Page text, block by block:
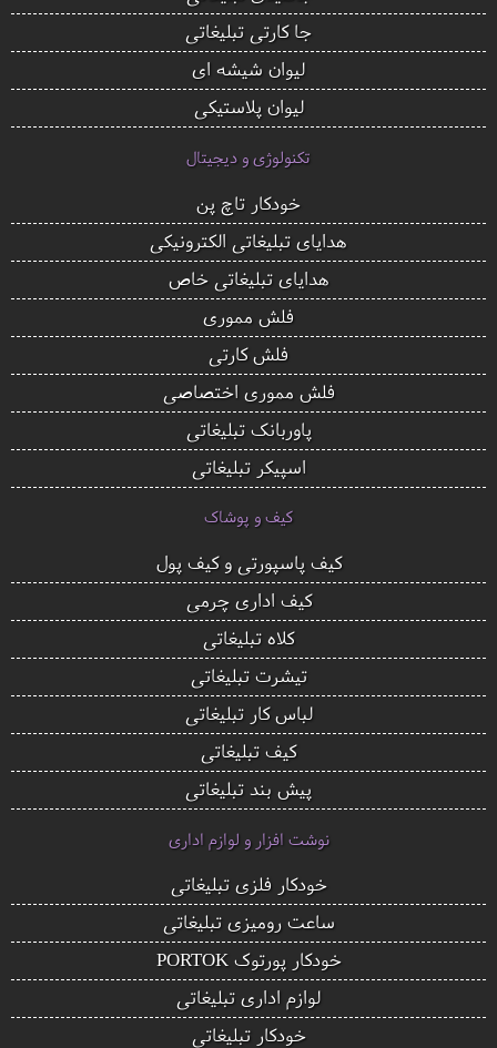
جا کارتی تبلیغاتی
لیوان شیشه ای
لیوان پلاستیکی
تکنولوژی و دیجیتال
خودکار تاچ پن
هدایای تبلیغاتی الکترونیکی
هدایای تبلیغاتی خاص
فلش مموری
فلش کارتی
فلش مموری اختصاصی
پاوربانک تبلیغاتی
اسپیکر تبلیغاتی
کیف و پوشاک
کیف پاسپورتی و کیف پول
کیف اداری چرمی
کلاه تبلیغاتی
تیشرت تبلیغاتی
لباس کار تبلیغاتی
کیف تبلیغاتی
پیش بند تبلیغاتی
نوشت افزار و لوازم اداری
خودکار فلزی تبلیغاتی
ساعت رومیزی تبلیغاتی
خودکار پورتوک PORTOK
لوازم اداری تبلیغاتی
خودکار تبلیغاتی